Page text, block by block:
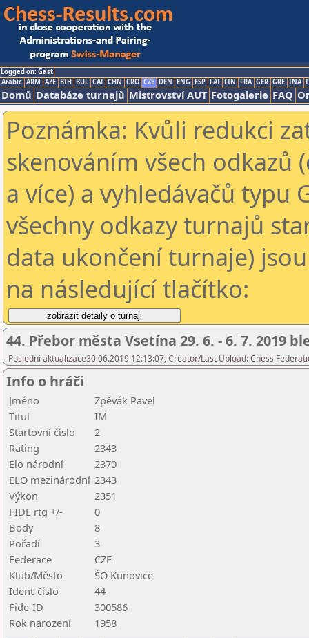
Logged on: Gast
Arabic ARM AZE BIH BUL CAT CHN CRO CZE DEN ENG ESP FAI FIN FRA GER GRE INA
Domů Databáze turnajů Mistrovství AUT Fotogalerie FAQ
Poznámka: Kvůli redukci
skenováním všech odkazů
a více) a vyhledávačů typu
všechny odkazy turnajů
data ukončení turnaje)
na následující tlačítko:
44. Přebor města Vsetína 29. 6. - 6. 7. 2019
Poslední aktualizace30.06.2019 12:13:07, Creator/Last Upload: Chess
Info o hráči
Jméno
Zpěvák Pavel
Titul
IM
Startovní číslo
2
Rating
2343
Elo národní
2370
ELO mezinárodní 2343
Výkon
2351
FIDE rtg +/-
0
Body
8
Pořadí
3
Federace
CZE
Klub/Město
ŠO Kunovice
Ident-číslo
44
Fide-ID
300586
Rok narození
1958